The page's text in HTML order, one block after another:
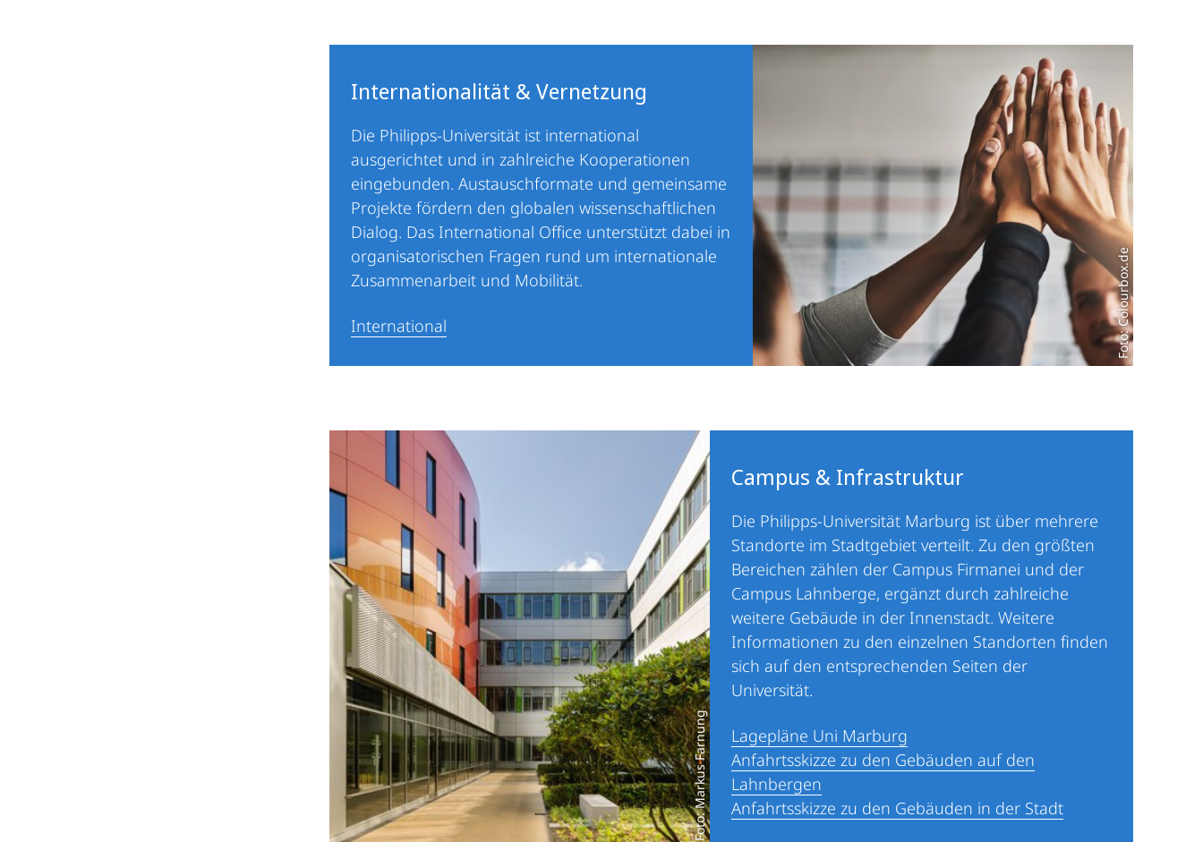
Internationalität & Vernetzung
Die Philipps-Universität ist international
ausgerichtet und in zahlreiche Kooperationen
eingebunden. Austauschformate und gemeinsame
Projekte fördern den globalen wissenschaftlichen
Dialog. Das International Office unterstützt dabei in
organisatorischen Fragen rund um internationale
Zusammenarbeit und Mobilität.
International Foto: Colourbox.de
Foto: Markus Farnung
Campus & Infrastruktur
Die Philipps-Universität Marburg ist über mehrere
Standorte im Stadtgebiet verteilt. Zu den größten
Bereichen zählen der Campus Firmanei und der
Campus Lahnberge, ergänzt durch zahlreiche
weitere Gebäude in der Innenstadt. Weitere
Informationen zu den einzelnen Standorten finden
sich auf den entsprechenden Seiten der
Universität.
Lagepläne Uni Marburg
Anfahrtsskizze zu den Gebäuden auf den
Lahnbergen
Anfahrtsskizze zu den Gebäuden in der Stadt